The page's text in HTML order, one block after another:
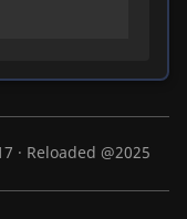
· Reloaded @2025